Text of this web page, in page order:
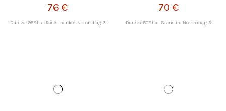
76 €
Dureza: 95Sha - Race - hardestNo. on diag: 3
70 €
Dureza: 80Sha - Standard No. on diag: 3